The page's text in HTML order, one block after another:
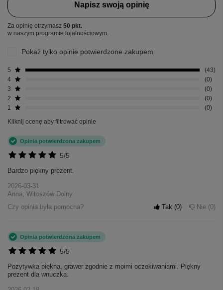
Napisz swoją opinię
Za opinię otrzymasz 50 pkt.
w naszym programie lojalnościowym.
Pokaż tylko opinie potwierdzone zakupem
5
43
4
0
3
0
2
0
1
0
Kliknij ocenę aby filtrować opinie
5/5
Opinia potwierdzona zakupem
Bardzo piękny prezent.
2026-03-31
Anna, Witoszów Dolny
Czy opinia była pomocna?
Tak 0 Nie 0
5/5
Opinia potwierdzona zakupem
Pozytywka piękna, grawer zgodnie z moimi oczekiwaniami. Piękny
prezent dla wnuczka.